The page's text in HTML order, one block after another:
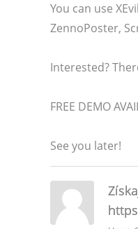
You can use
ZennoPoster,
Interested?
FREE DEMO
See you later!